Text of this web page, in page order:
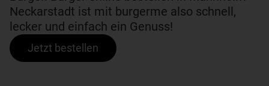
Neckarstadt ist mit burgerme also schnell,
lecker und einfach ein Genuss!
Jetzt bestellen